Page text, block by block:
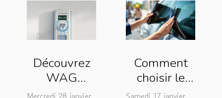
Découvrez
WAG
France,
Comment
choisir le
bon film de